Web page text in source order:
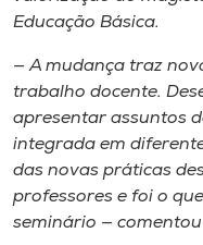
Educação Básica.
— A mudança traz
trabalho docente.
apresentar assuntos
integrada em
das novas práticas
professores e foi o
seminário — comentou